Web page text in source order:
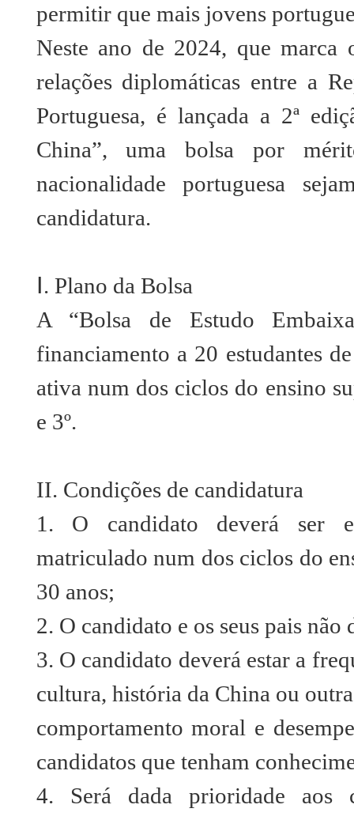
permitir que mais jovens
Neste ano de 2024, que marca
relações diplomáticas entre a
Portuguesa, é lançada a 2ª
China”, uma bolsa por
nacionalidade portuguesa
candidatura.
Ⅰ. Plano da Bolsa
A “Bolsa de Estudo
financiamento a 20 estudantes
ativa num dos ciclos do ensino
e 3º.
II. Condições de candidatura
1. O candidato deverá ser
matriculado num dos ciclos do
30 anos;
2. O candidato e os seus pais
3. O candidato deverá estar a
cultura, história da China ou
comportamento moral e
candidatos que tenham
4. Será dada prioridade aos